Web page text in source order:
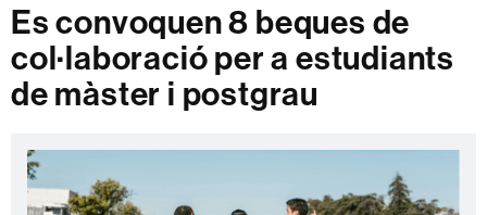
i
de
Logopèdia
Es convoquen 8 beques de
col·laboració per a estudiants
de màster i postgrau